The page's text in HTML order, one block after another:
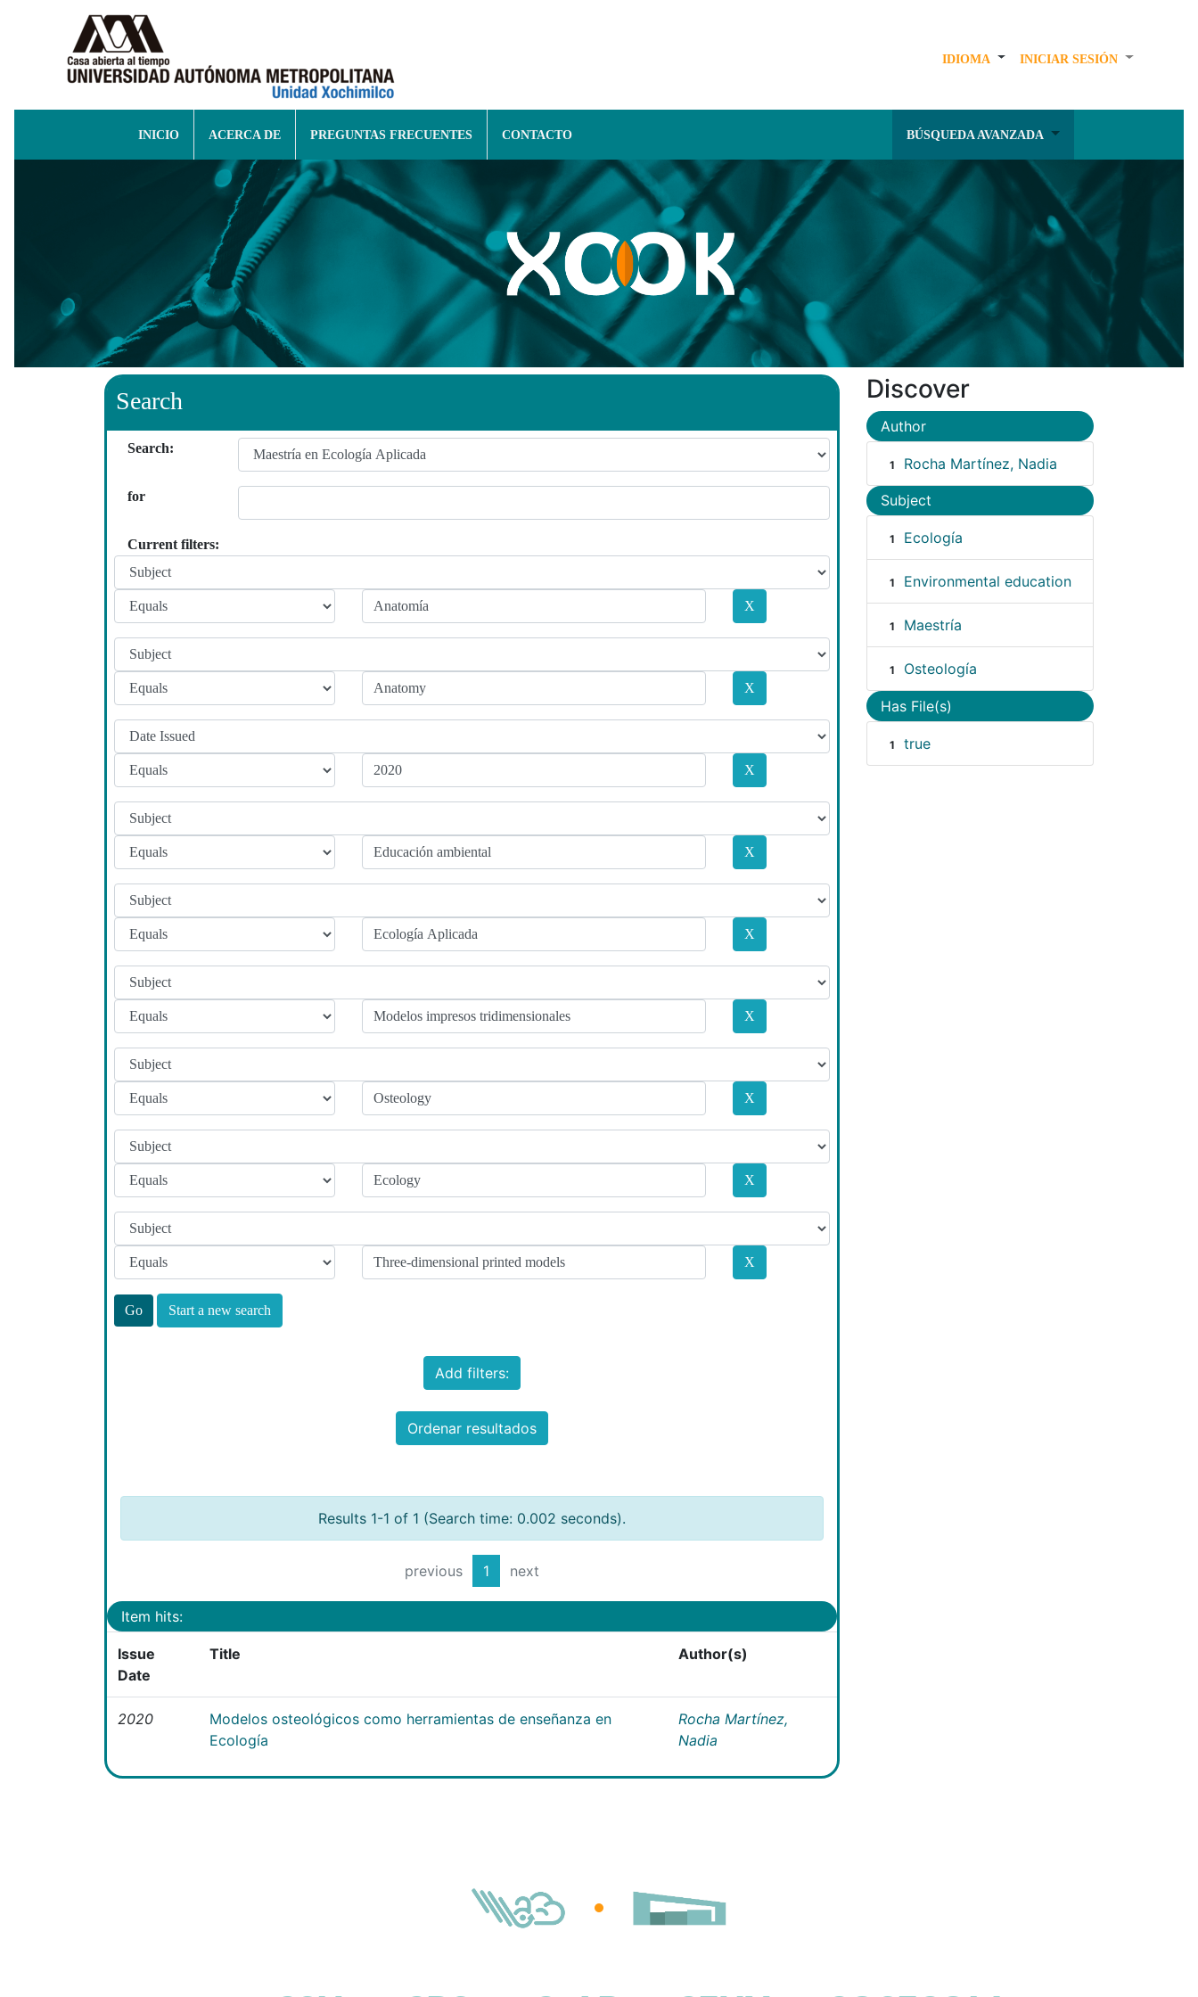
IDIOMA INICIAR SESIÓN
INICIO ACERCA DE PREGUNTAS FRECUENTES CONTACTO BÚSQUEDA AVANZADA
Search
Search:
for
Current filters:
Start a new search
Add filters:
Ordenar resultados
Results 1-1 of 1 (Search time: 0.002 seconds).
previous 1 next
Item hits:
Issue
Date
Title Author(s)
2020
Modelos osteológicos como herramientas de enseñanza en
Ecología
Rocha Martínez,
Nadia
Discover
Author
1 Rocha Martínez, Nadia
Subject
1 Ecología
1 Environmental education
1 Maestría
1 Osteología
Has File(s)
1 true